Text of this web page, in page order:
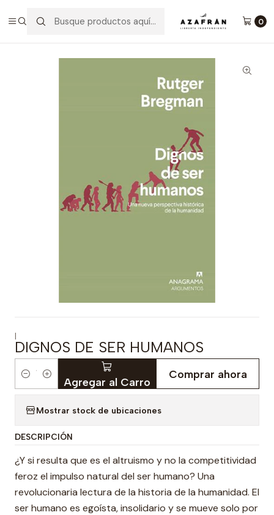
0
Ensayo
Dignos De Ser Humanos
|
DIGNOS DE SER HUMANOS
Cantidad Agregar al Carro
Comprar ahora
Mostrar stock de ubicaciones
DESCRIPCIÓN
¿Y si resulta que es el altruismo y no la competitividad
feroz el impulso natural del ser humano? Una
revolucionaria lectura de la historia de la humanidad. El
ser humano es egoísta, insolidario y se mueve solo por